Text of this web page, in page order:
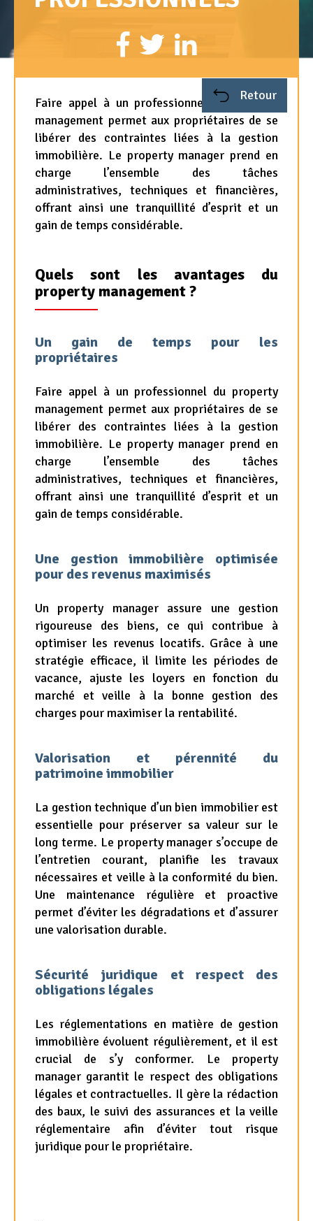
Retour
Faire appel à un professionnel du property
management permet aux propriétaires de se
libérer des contraintes liées à la gestion
immobilière. Le property manager prend en
charge l’ensemble des tâches
administratives, techniques et financières,
offrant ainsi une tranquillité d’esprit et un
gain de temps considérable.
Quels sont les avantages du
property management ?
Un gain de temps pour les
propriétaires
Faire appel à un professionnel du property
management permet aux propriétaires de se
libérer des contraintes liées à la gestion
immobilière. Le property manager prend en
charge l’ensemble des tâches
administratives, techniques et financières,
offrant ainsi une tranquillité d’esprit et un
gain de temps considérable.
Une gestion immobilière optimisée
pour des revenus maximisés
Un property manager assure une gestion
rigoureuse des biens, ce qui contribue à
optimiser les revenus locatifs. Grâce à une
stratégie efficace, il limite les périodes de
vacance, ajuste les loyers en fonction du
marché et veille à la bonne gestion des
charges pour maximiser la rentabilité.
Valorisation et pérennité du
patrimoine immobilier
La gestion technique d’un bien immobilier est
essentielle pour préserver sa valeur sur le
long terme. Le property manager s’occupe de
l’entretien courant, planifie les travaux
nécessaires et veille à la conformité du bien.
Une maintenance régulière et proactive
permet d’éviter les dégradations et d’assurer
une valorisation durable.
Sécurité juridique et respect des
obligations légales
Les réglementations en matière de gestion
immobilière évoluent régulièrement, et il est
crucial de s’y conformer. Le property
manager garantit le respect des obligations
légales et contractuelles. Il gère la rédaction
des baux, le suivi des assurances et la veille
réglementaire afin d’éviter tout risque
juridique pour le propriétaire.